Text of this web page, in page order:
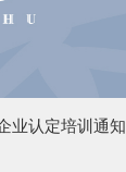
业认定培训通知